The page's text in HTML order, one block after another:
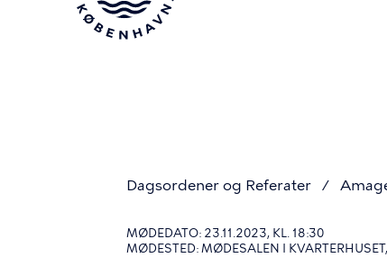
Dagsordener og Referater
MØDEDATO: 23.11.2023, KL. 18:30
MØDESTED: MØDESALEN I